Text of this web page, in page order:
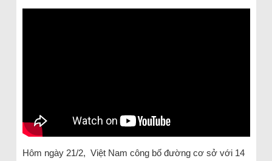
Hôm ngày 21/2, Việt Nam công bố đường cơ sở với 14